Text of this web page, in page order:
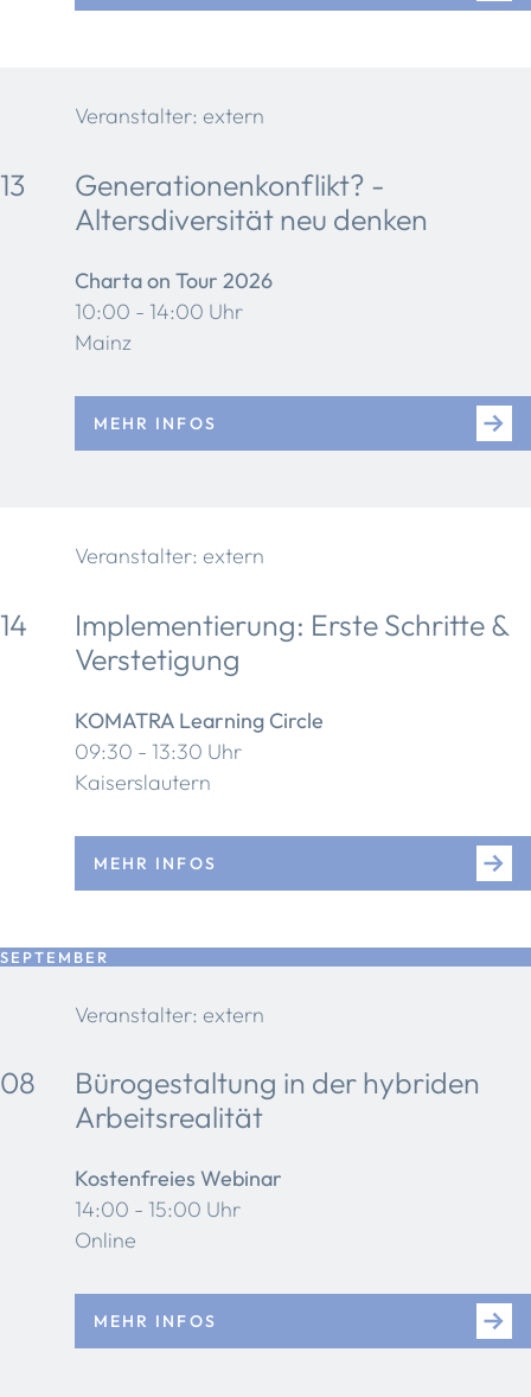
Veranstalter: extern
13
Generationenkonflikt? -
Altersdiversität neu denken
Charta on Tour 2026
10:00 - 14:00 Uhr
Mainz
MEHR INFOS
Veranstalter: extern
14
Implementierung: Erste Schritte &
Verstetigung
KOMATRA Learning Circle
09:30 - 13:30 Uhr
Kaiserslautern
MEHR INFOS
SEPTEMBER
Veranstalter: extern
08
Bürogestaltung in der hybriden
Arbeitsrealität
Kostenfreies Webinar
14:00 - 15:00 Uhr
Online
MEHR INFOS